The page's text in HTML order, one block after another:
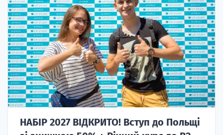
НАБІР 2027 ВІДКРИТО! Вступ до Польщі